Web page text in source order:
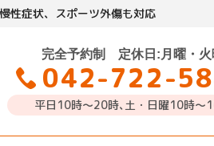
性症状、スポーツ外傷も対応
完全予約制 定休日:月曜・火
042-722-
平日10時～20時､土・日曜10時〜